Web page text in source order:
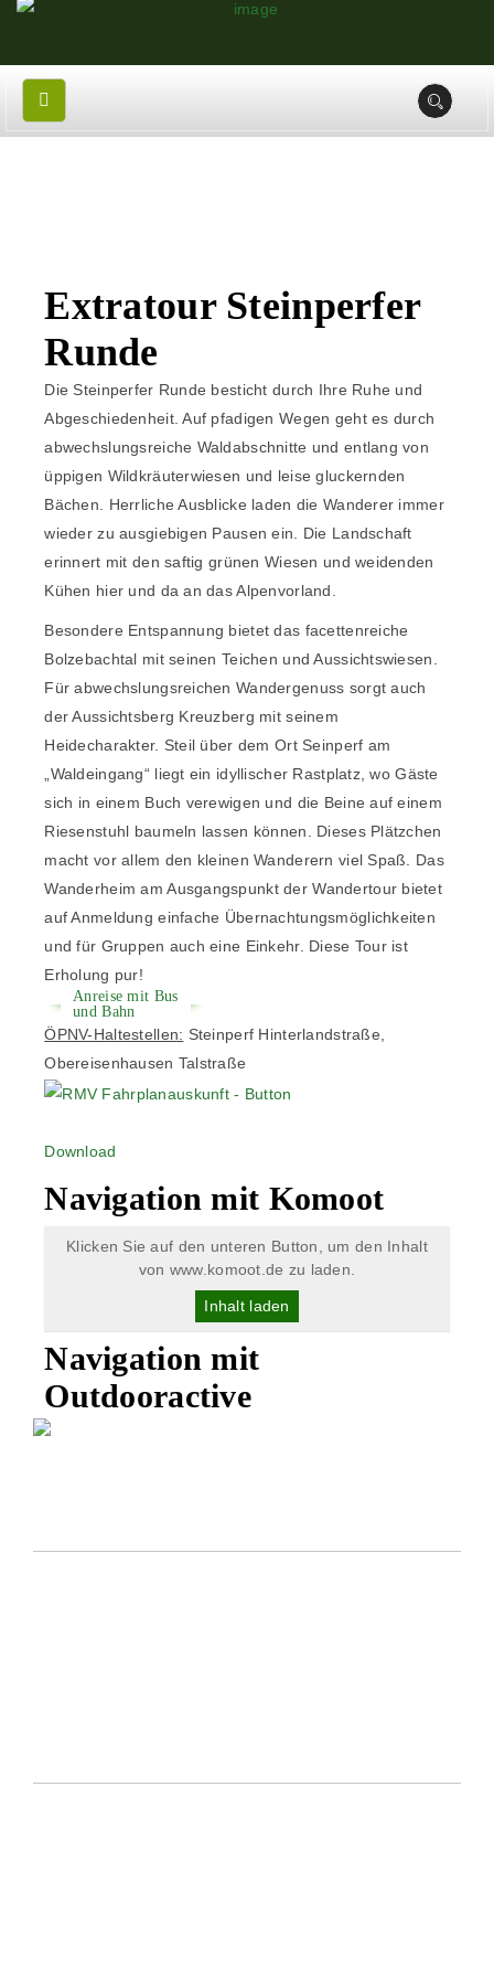
Extratour Steinperfer
Runde
Die Steinperfer Runde besticht durch Ihre Ruhe und
Abgeschiedenheit. Auf pfadigen Wegen geht es durch
abwechslungsreiche Waldabschnitte und entlang von
üppigen Wildkräuterwiesen und leise gluckernden
Bächen. Herrliche Ausblicke laden die Wanderer immer
wieder zu ausgiebigen Pausen ein. Die Landschaft
erinnert mit den saftig grünen Wiesen und weidenden
Kühen hier und da an das Alpenvorland.
Besondere Entspannung bietet das facettenreiche
Bolzebachtal mit seinen Teichen und Aussichtswiesen.
Für abwechslungsreichen Wandergenuss sorgt auch
der Aussichtsberg Kreuzberg mit seinem
Heidecharakter. Steil über dem Ort Seinperf am
„Waldeingang“ liegt ein idyllischer Rastplatz, wo Gäste
sich in einem Buch verewigen und die Beine auf einem
Riesenstuhl baumeln lassen können. Dieses Plätzchen
macht vor allem den kleinen Wanderern viel Spaß. Das
Wanderheim am Ausgangspunkt der Wandertour bietet
auf Anmeldung einfache Übernachtungsmöglichkeiten
und für Gruppen auch eine Einkehr. Diese Tour ist
Erholung pur!
Anreise mit Bus
und Bahn
ÖPNV-Haltestellen: Steinperf Hinterlandstraße,
Obereisenhausen Talstraße
Download
Navigation mit Komoot
Klicken Sie auf den unteren Button, um den Inhalt
von www.komoot.de zu laden.
Inhalt laden
Navigation mit
Outdooractive